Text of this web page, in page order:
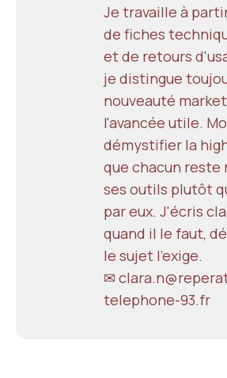
Je travaille à
de fiches
et de retours
je distingue
nouveauté
l'avancée utile.
démystifier la
que chacun reste
ses outils plutôt
par eux. J'écris
quand il le faut,
le sujet l'exige.
✉
telephone-93.fr